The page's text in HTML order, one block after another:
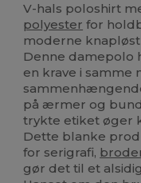
V-hals poloshirt
polyester for
moderne
Denne damepolo
en krave i samme
på ærmer og
trykte etiket øger
Dette blanke
for serigrafi,
gør det til et